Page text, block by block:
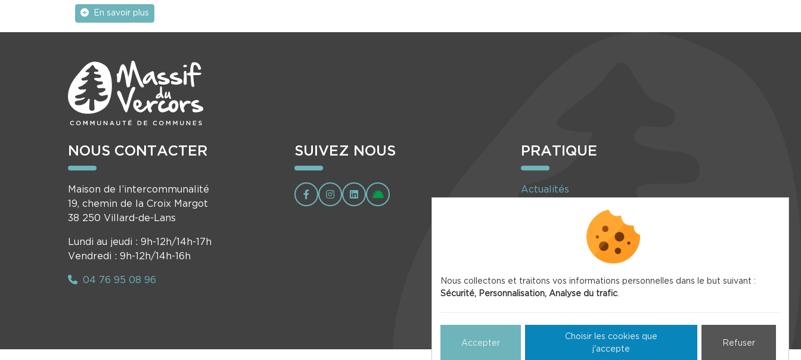
En savoir plus
NOUS CONTACTER
Maison de l’intercommunalité
19, chemin de la Croix Margot
38 250 Villard-de-Lans
Lundi au jeudi : 9h-12h/14h-17h
Vendredi : 9h-12h/14h-16h
04 76 95 08 96
SUIVEZ NOUS PRATIQUE
Actualités
Inscription à la newsletter
Nous collectons et traitons vos informations personnelles dans le but suivant :
Sécurité, Personnalisation, Analyse du trafic.
Accepter Refuser
Choisir les cookies que
j'accepte